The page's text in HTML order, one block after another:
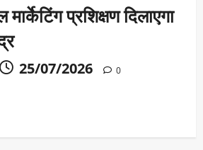
प्रशिक्षण दिलाएगा
25/07/2026 0